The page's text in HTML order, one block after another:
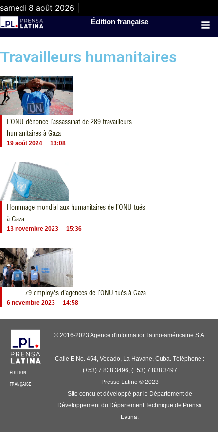
samedi 8 août 2026 |
Édition française
Travailleurs humanitaires
L’ONU dénonce l’assassinat de 289 travailleurs
humanitaires à Gaza
19 août 2024 13:08
Hommage mondial aux humanitaires de l’ONU tués
à Gaza
13 novembre 2023 15:36
79 employés d’agences de l’ONU tués à Gaza
6 novembre 2023 14:58
ÉDITION
FRANÇAISE
© 2016-2023 Agence d'information latino-américaine S.A.
Calle E No. 454, Vedado, La Havane, Cuba. Téléphone :
(+53) 7 838 3496, (+53) 7 838 3497
Presse Latine © 2023
Site conçu et développé par le Département de
Développement du Département Technique de Prensa
Latina.